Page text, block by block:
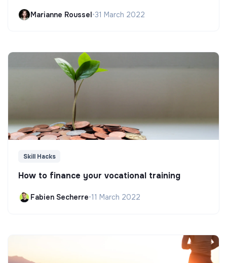
Marianne Roussel•31 March 2022
Skill Hacks
How to finance your vocational training
Fabien Secherre•11 March 2022